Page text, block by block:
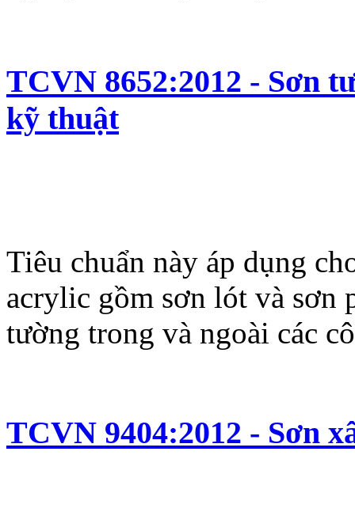
TCVN 8652:2012 - Sơn
kỹ thuật
Tiêu chuẩn này áp dụng
acrylic gồm sơn lót và sơn
tường trong và ngoài các
TCVN 9404:2012 - Sơn